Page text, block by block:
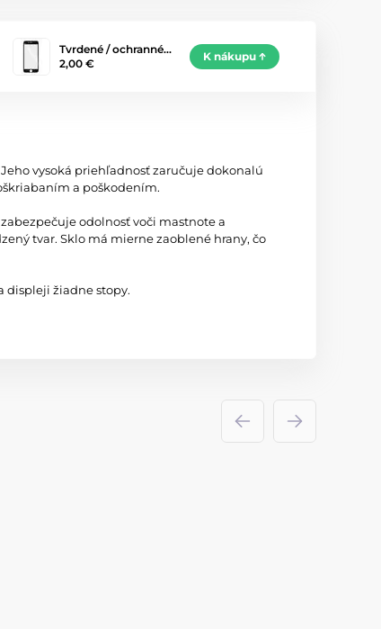
Tvrdené / ochranné…
2,00 €
K nákupu
vysoká priehľadnosť zaručuje dokonalú
a poškodením.
odolnosť voči mastnote a
tvar. Sklo má mierne zaoblené hrany, čo
displeji žiadne stopy.